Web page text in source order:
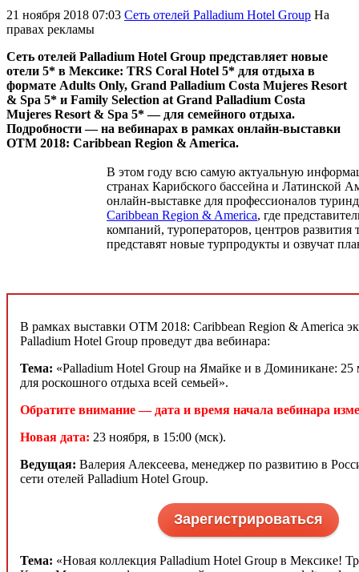
21 ноября 2018 07:03 Сеть отелей Palladium Hotel Group На
правах рекламы
Сеть отелей Palladium Hotel Group представляет новые
отели 5* в Мексике: TRS Coral Hotel 5* для отдыха в
формате Adults Only, Grand Palladium Costa Mujeres Resort
& Spa 5* и Family Selection at Grand Palladium Costa
Mujeres Resort & Spa 5* — для семейного отдыха.
Подробности — на вебинарах в рамках онлайн-выставки
ОТМ 2018: Caribbean Region & America.
В этом году всю самую актуальную
странах Карибского бассейна и Латинской
онлайн-выставке для профессионалов
Caribbean Region & America, где
компаний, туроператоров, центров развития
представят новые турпродукты и озвучат
В рамках выставки ОТМ 2018: Caribbean Region & America
Palladium Hotel Group проведут два вебинара:
Тема: «Palladium Hotel Group на Ямайке и в Доминикане: 25
для роскошного отдыха всей семьей».
Обратите внимание — дата и время начала вебинара
Новая дата: 23 ноября, в 15:00 (мск).
Ведущая: Валерия Алексеева, менеджер по развитию в
сети отелей Palladium Hotel Group.
Зарегистрироваться
Тема: «Новая коллекция Palladium Hotel Group в Мексике!